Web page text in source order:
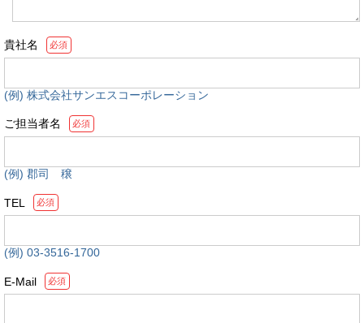
貴社名 必須
(例) 株式会社サンエスコーポレーション
ご担当者名 必須
(例) 郡司 穣
TEL 必須
(例) 03-3516-1700
E-Mail 必須